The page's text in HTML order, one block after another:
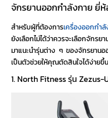
จักรยานออกกําลังกาย ยี่ห้
สำหรับผู้ที่ต้องการเครื่องออกกํา
ยังเลือกไม่ได้ว่าควรจะเลือกจักรย
มาแนะนำรุ่นต่าง ๆ ของจักรยา
เป็นตัวช่วยให้คุณตัดสินใจได้ง่ายขึ้
1. North Fitness รุ่น Zezus-